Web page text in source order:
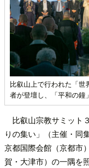
比叡山上で行われた「
者が登壇し、「平和の鐘
比叡山宗教サミット
りの集い」（主催・同
京都国際会館（京都市
賀・大津市）の一隅を